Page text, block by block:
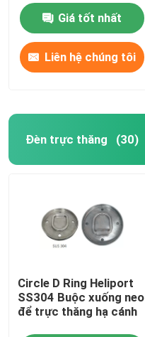
Giá tốt nhất
Liên hệ chúng tôi
Đèn trực thăng (30)
Circle D Ring Heliport
SS304 Buộc xuống neo
để trực thăng hạ cánh